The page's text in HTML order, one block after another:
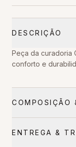
DESCRIÇÃO
Peça da
conforto e
COMPOSIÇÃO
ENTREGA &